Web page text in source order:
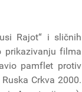
Rajot“ i sličnih
prikazivanju filma
pamflet protiv
Crkva 2000.